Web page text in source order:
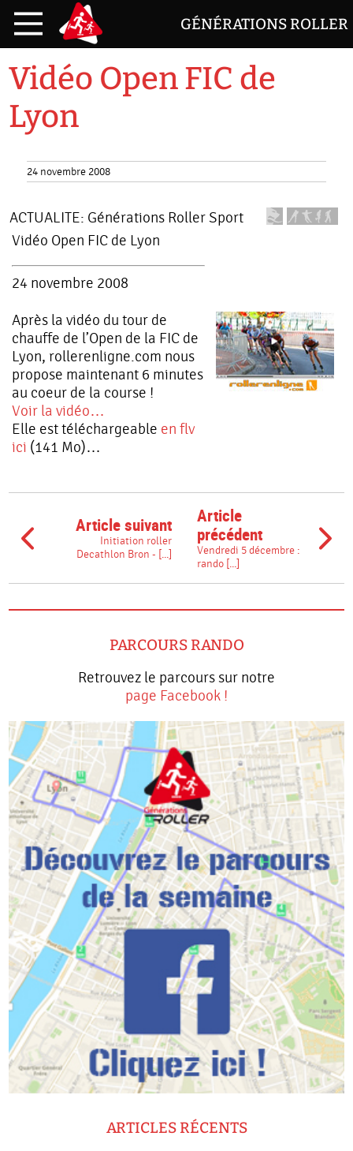
GÉNÉRATIONS ROLLER
Vidéo Open FIC de
Lyon
24 novembre 2008
ACTUALITE: Générations Roller Sport
Vidéo Open FIC de Lyon
24 novembre 2008
Après la vidéo du tour de
chauffe de l’Open de la FIC de
Lyon, rollerenligne.com nous
propose maintenant 6 minutes
au coeur de la course !
Voir la vidéo…
Elle est téléchargeable en flv
ici (141 Mo)…
Article suivant
Initiation roller
Decathlon Bron - [...]
Article
précédent
Vendredi 5 décembre :
rando [...]
PARCOURS RANDO
Retrouvez le parcours sur notre
page Facebook !
ARTICLES RÉCENTS